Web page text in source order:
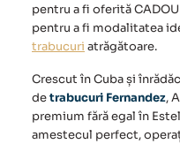
pentru a fi oferită
pentru a fi modalitatea
trabucuri atrăgătoare.
Crescut în Cuba și
detrabucuri Fernandez,
premium fără egal în
amestecul perfect,